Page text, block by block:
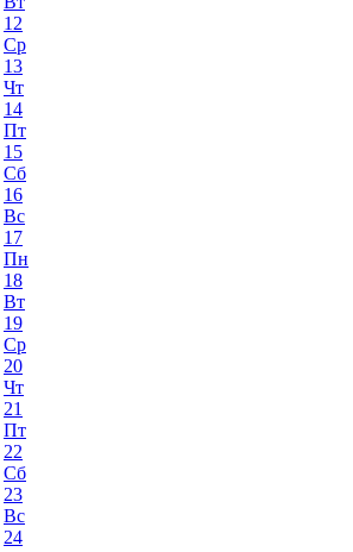
12
Ср
13
Чт
14
Пт
15
Сб
16
Вс
17
Пн
18
Вт
19
Ср
20
Чт
21
Пт
22
Сб
23
Вс
24